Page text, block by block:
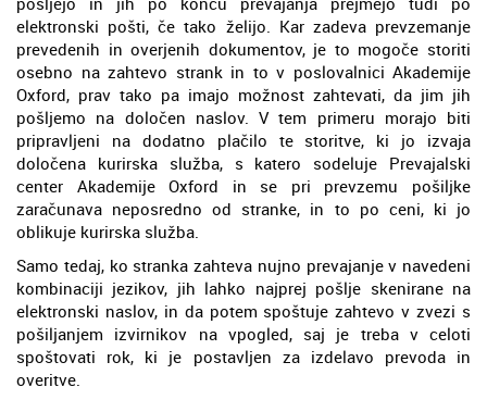
elektronski pošti, če tako želijo. Kar zadeva prevzemanje
prevedenih in overjenih dokumentov, je to mogoče storiti
osebno na zahtevo strank in to v poslovalnici Akademije
Oxford, prav tako pa imajo možnost zahtevati, da jim jih
pošljemo na določen naslov. V tem primeru morajo biti
pripravljeni na dodatno plačilo te storitve, ki jo izvaja
določena kurirska služba, s katero sodeluje Prevajalski
center Akademije Oxford in se pri prevzemu pošiljke
zaračunava neposredno od stranke, in to po ceni, ki jo
oblikuje kurirska služba.
Samo tedaj, ko stranka zahteva nujno prevajanje v navedeni
kombinaciji jezikov, jih lahko najprej pošlje skenirane na
elektronski naslov, in da potem spoštuje zahtevo v zvezi s
pošiljanjem izvirnikov na vpogled, saj je treba v celoti
spoštovati rok, ki je postavljen za izdelavo prevoda in
overitve.